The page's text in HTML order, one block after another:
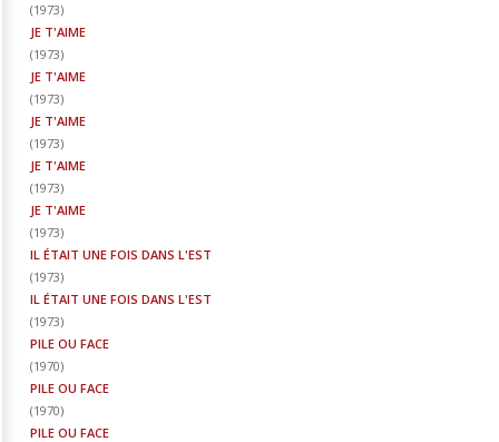
(1973)
JE T'AIME
(1973)
JE T'AIME
(1973)
JE T'AIME
(1973)
JE T'AIME
(1973)
JE T'AIME
(1973)
IL ÉTAIT UNE FOIS DANS L'EST
(1973)
IL ÉTAIT UNE FOIS DANS L'EST
(1973)
PILE OU FACE
(1970)
PILE OU FACE
(1970)
PILE OU FACE